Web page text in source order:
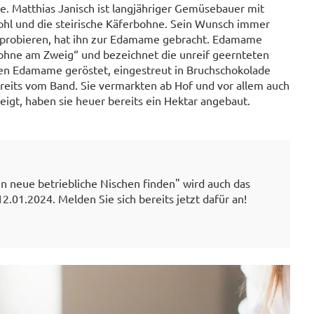
Matthias Janisch ist langjähriger Gemüsebauer mit
und die steirische Käferbohne. Sein Wunsch immer
hat ihn zur Edamame gebracht. Edamame
am Zweig“ und bezeichnet die unreif geernteten
Edamame geröstet, eingestreut in Bruchschokolade
vom Band. Sie vermarkten ab Hof und vor allem auch
haben sie heuer bereits ein Hektar angebaut.
betriebliche Nischen finden" wird auch das
Melden Sie sich bereits jetzt dafür an!